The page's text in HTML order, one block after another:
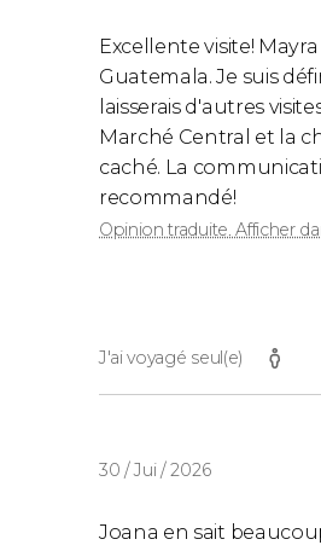
Excellente visite!
Guatemala. Je suis
laisserais d'autres
Marché Central et la
caché. La
recommandé!
Opinion traduite. Afficher
J'ai voyagé seul(e)
30 / Jui / 2026
Joana en sait